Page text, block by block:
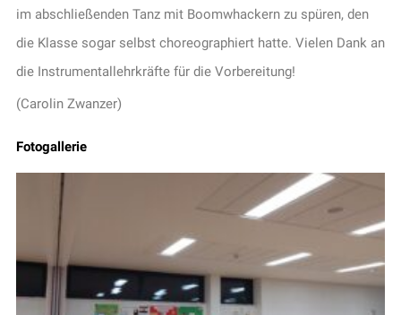
im abschließenden Tanz mit Boomwhackern zu spüren, den
die Klasse sogar selbst choreographiert hatte. Vielen Dank an
die Instrumentallehrkräfte für die Vorbereitung!
(Carolin Zwanzer)
Fotogallerie